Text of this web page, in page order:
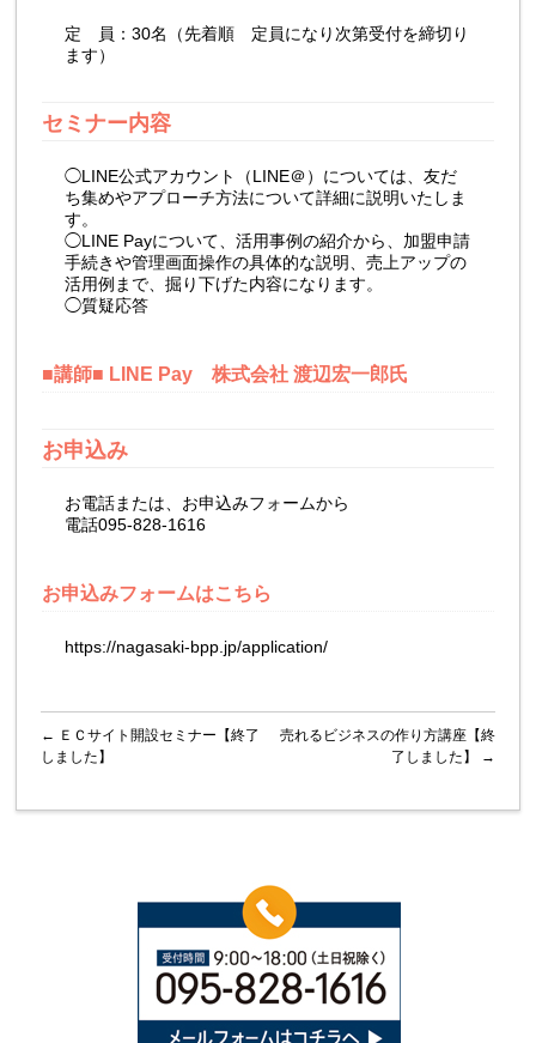
定 員：30名（先着順 定員になり次第受付を締切り
ます）
セミナー内容
◯LINE公式アカウント（LINE＠）については、友だ
ち集めやアプローチ方法について詳細に説明いたしま
す。
◯LINE Payについて、活用事例の紹介から、加盟申請
手続きや管理画面操作の具体的な説明、売上アップの
活用例まで、掘り下げた内容になります。
◯質疑応答
■講師■ LINE Pay 株式会社 渡辺宏一郎氏
お申込み
お電話または、お申込みフォームから
電話095-828-1616
お申込みフォームはこちら
https://nagasaki-bpp.jp/application/
← ＥＣサイト開設セミナー【終了
しました】
売れるビジネスの作り方講座【終
了しました】
→